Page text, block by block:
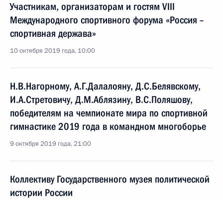
Участникам, организаторам и гостям VIII
Международного спортивного форума «Россия –
спортивная держава»
10 октября 2019 года, 10:00
Н.В.Нагорному, А.Г.Далалояну, Д.С.Белявскому,
И.А.Стретовичу, Д.М.Аблязину, В.С.Поляшову,
победителям на чемпионате мира по спортивной
гимнастике 2019 года в командном многоборье
9 октября 2019 года, 21:00
Коллективу Государственного музея политической
истории России